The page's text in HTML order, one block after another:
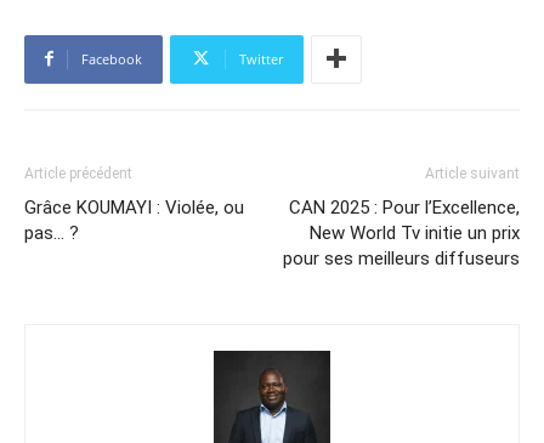
Facebook Twitter
Article précédent
Grâce KOUMAYI : Violée, ou
pas… ?
Article suivant
CAN 2025 : Pour l’Excellence,
New World Tv initie un prix
pour ses meilleurs diffuseurs